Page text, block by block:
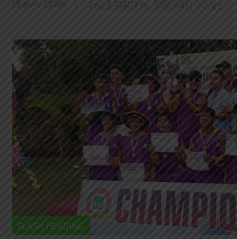
विकल्प दैनिक २०८३ असार ७, आईतवार २२:४८
FLASH HEADING